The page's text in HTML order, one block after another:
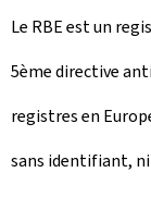
Le RBE est un
5ème directive
registres en
sans identifiant,